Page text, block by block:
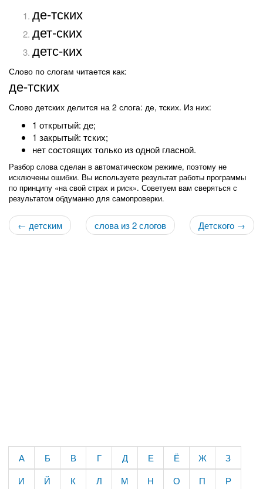
де-тских
дет-ских
детс-ких
Слово по слогам читается как:
де-тских
Слово детских делится на 2 слога: де, тских. Из них:
1 открытый: де;
1 закрытый: тских;
нет состоящих только из одной гласной.
Разбор слова сделан в автоматическом режиме, поэтому не
исключены ошибки. Вы используете результат работы программы
по принципу «на свой страх и риск». Советуем вам сверяться с
результатом обдуманно для самопроверки.
← детским Детского →
слова из 2 слогов
А Б В Г Д Е Ё Ж
З
И
Й К Л М Н О П Р